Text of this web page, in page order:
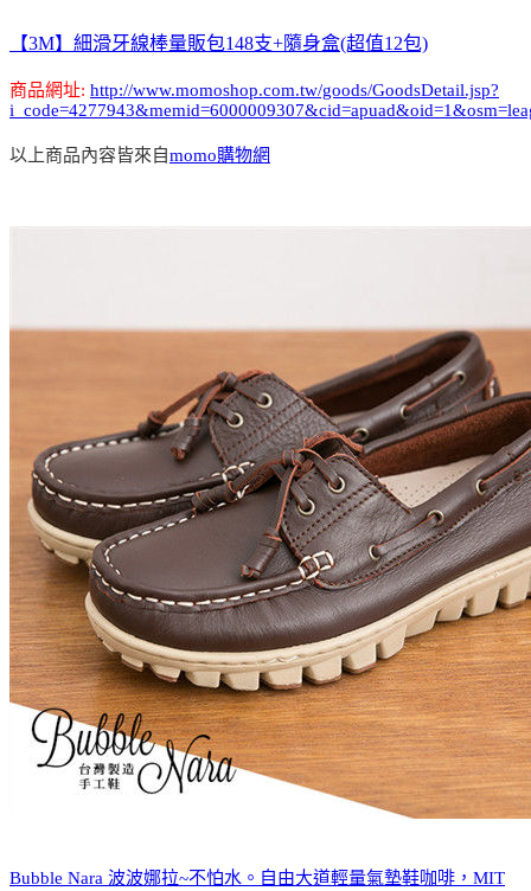
【3M】細滑牙線棒量販包148支+隨身盒(超值12包)
商品網址: http://www.momoshop.com.tw/goods/GoodsDetail.jsp?
以上商品內容皆來自momo購物網
Bubble Nara 波波娜拉~不怕水。自由大道輕量氣墊鞋咖啡，MIT